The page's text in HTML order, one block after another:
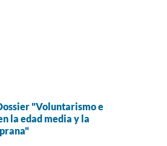
"Voluntarismo e
la edad media y la